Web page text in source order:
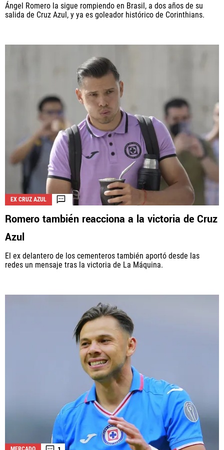
Ángel Romero la sigue rompiendo en Brasil, a dos años de su
salida de Cruz Azul, y ya es goleador histórico de Corinthians.
EX CRUZ AZUL
Romero también reacciona a la victoria de Cruz
Azul
El ex delantero de los cementeros también aportó desde las
redes un mensaje tras la victoria de La Máquina.